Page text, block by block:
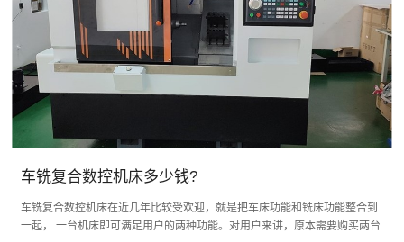
车铣复合数控机床多少钱?
车铣复合数控机床在近几年比较受欢迎，就是把车床功能和铣床功能整合到
一起， 一台机床即可满足用户的两种功能。对用户来讲，原本需要购买两台